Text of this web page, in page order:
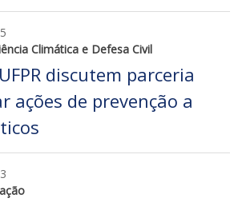
Climática e Defesa Civil
discutem parceria
ações de prevenção a